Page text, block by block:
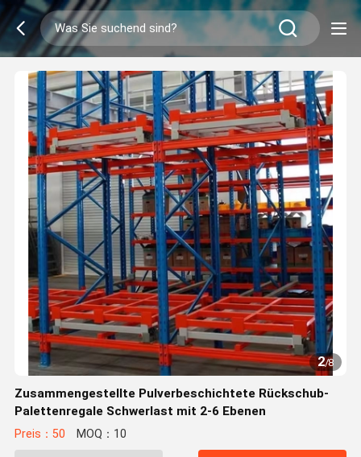
2/8
Zusammengestellte Pulverbeschichtete Rückschub-
Palettenregale Schwerlast mit 2-6 Ebenen
Preis：50 MOQ：10